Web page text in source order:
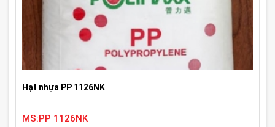
Hạt nhựa PP 1126NK
MS:PP 1126NK